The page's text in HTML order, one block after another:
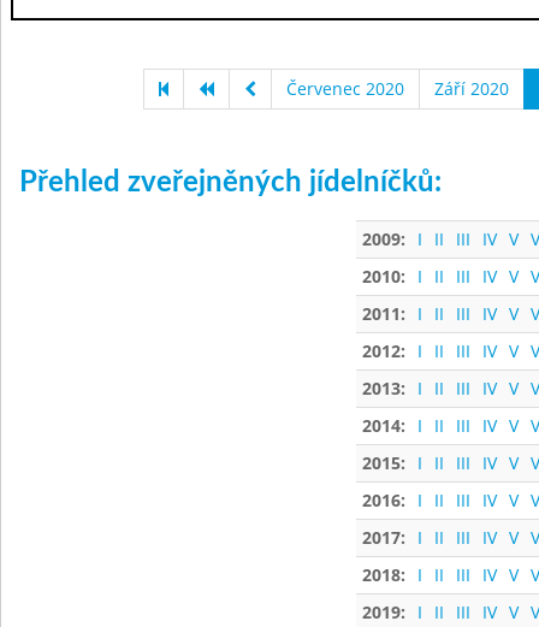
Červenec 2020 Září 2020
Přehled zveřejněných jídelníčků:
2009: I II III IV V
2010:
I II III IV V
2011:
I II III IV V
2012:
I II III IV V
2013:
I II III IV V
2014:
I II III IV V
2015:
I II III IV V
2016:
I II III IV V
2017:
I II III IV V
2018:
I II III IV V
2019:
I II III IV V